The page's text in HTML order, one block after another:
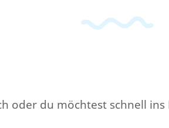
oder du möchtest schnell